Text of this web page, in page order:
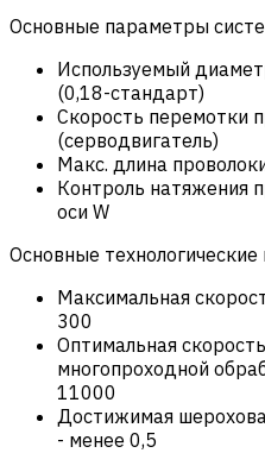
Основные параметры
Используемый
(0,18-стандарт)
Скорость перемотки
(серводвигатель)
Макс. длина
Контроль натяжения
оси W
Основные
Максимальная
300
Оптимальная
многопроходной
11000
Достижимая
- менее 0,5